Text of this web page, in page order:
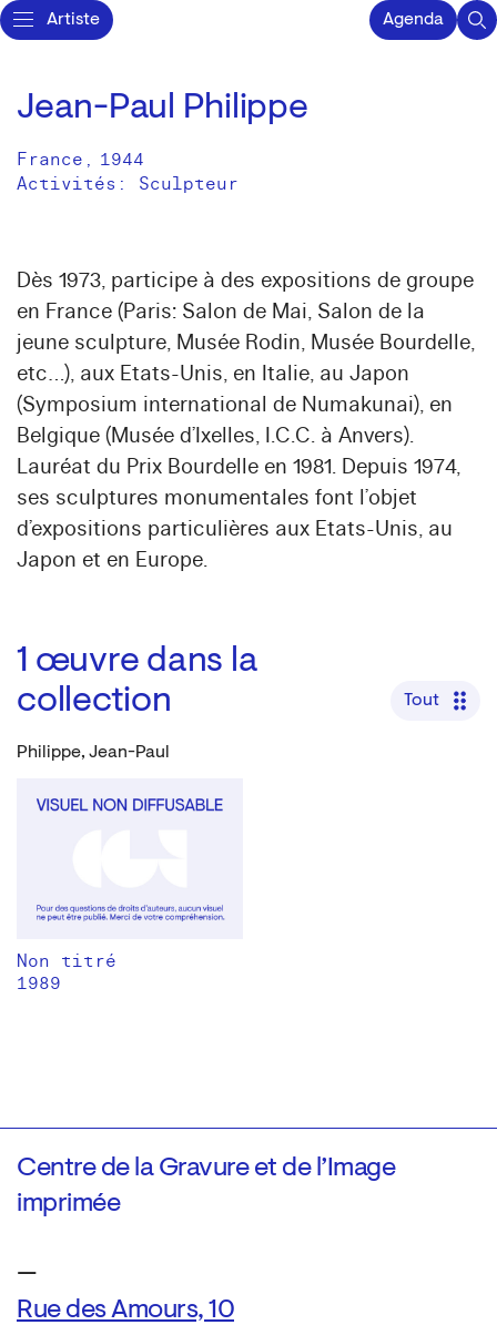
Artiste Agenda
Jean-Paul Philippe
France , 1944
Activités: Sculpteur
Dès 1973, participe à des expositions de groupe
en France (Paris: Salon de Mai, Salon de la
jeune sculpture, Musée Rodin, Musée Bourdelle,
etc…), aux Etats-Unis, en Italie, au Japon
(Symposium international de Numakunai), en
Belgique (Musée d’Ixelles, I.C.C. à Anvers).
Lauréat du Prix Bourdelle en 1981. Depuis 1974,
ses sculptures monumentales font l’objet
d’expositions particulières aux Etats-Unis, au
Japon et en Europe.
1 œuvre dans la
collection
Tout
Philippe, Jean-Paul
Non titré
1989
Centre de la Gravure et de l’Image
imprimée
—
Rue des Amours, 10